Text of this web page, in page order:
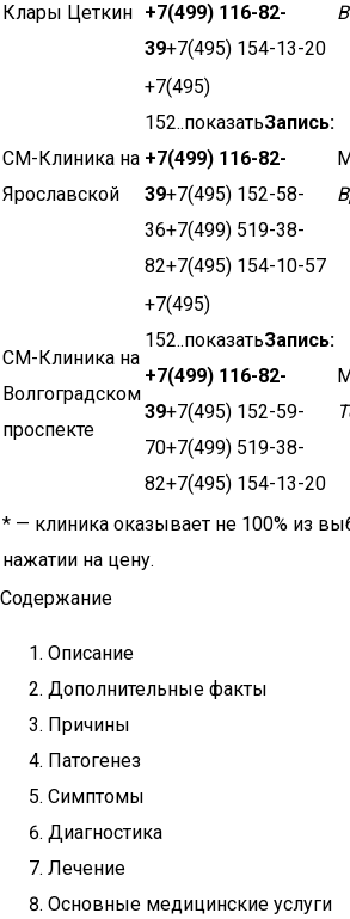
Клары Цеткин +7(499) 116-82-
39+7(495) 154-13-20
СМ-Клиника на
Ярославской
+7(495)
152..показатьЗапись:
+7(499) 116-82-
39+7(495) 152-58-
36+7(499) 519-38-
82+7(495) 154-10-57
СМ-Клиника на
Волгоградском
проспекте
+7(495)
152..показатьЗапись:
+7(499) 116-82-
39+7(495) 152-59-
70+7(499) 519-38-
82+7(495) 154-13-20
* — клиника оказывает не 100% из
нажатии на цену.
Содержание
Описание
Дополнительные факты
Причины
Патогенез
Симптомы
Диагностика
Лечение
Основные медицинские услуги